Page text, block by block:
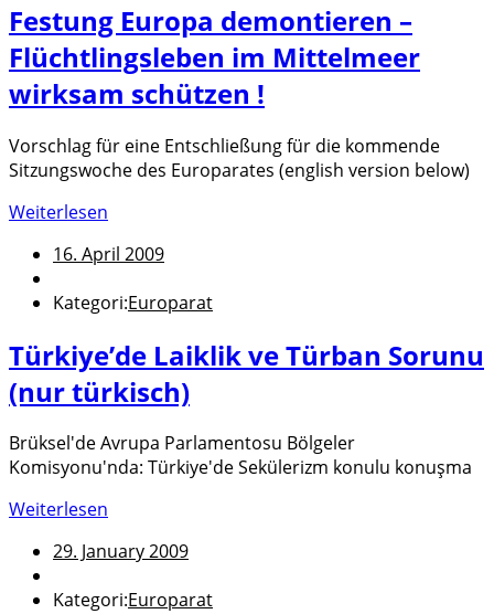
Festung Europa demontieren –
Flüchtlingsleben im Mittelmeer
wirksam schützen !
Vorschlag für eine Entschließung für die kommende
Sitzungswoche des Europarates (english version below)
Weiterlesen
16. April 2009
Kategori:Europarat
Türkiye’de Laiklik ve Türban Sorunu
(nur türkisch)
Brüksel'de Avrupa Parlamentosu Bölgeler
Komisyonu'nda: Türkiye'de Sekülerizm konulu konuşma
Weiterlesen
29. January 2009
Kategori:Europarat